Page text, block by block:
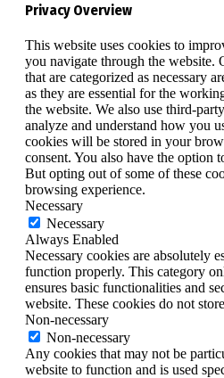
Privacy Overview
This website uses cookies to
you navigate through the website.
that are categorized as necessary
as they are essential for the
the website. We also use third-
analyze and understand how you
cookies will be stored in your
consent. You also have the option
But opting out of some of these
browsing experience.
Necessary
Necessary
Always Enabled
Necessary cookies are absolutely
function properly. This category
ensures basic functionalities and
website. These cookies do not
Non-necessary
Non-necessary
Any cookies that may not be
website to function and is used